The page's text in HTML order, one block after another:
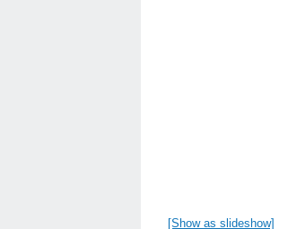
[Show as slideshow]